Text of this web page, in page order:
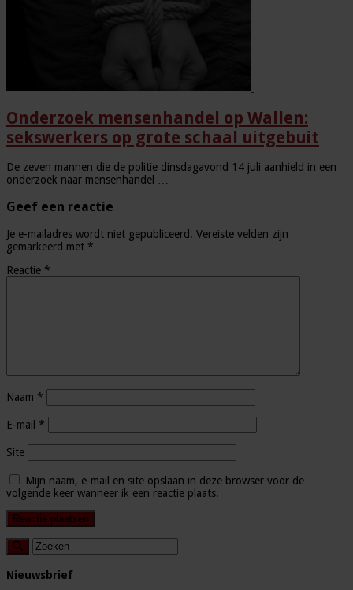
Onderzoek mensenhandel op Wallen:
sekswerkers op grote schaal uitgebuit
De zeven mannen die de politie dinsdagavond 14 juli aanhield in een
onderzoek naar mensenhandel …
Geef een reactie
Je e-mailadres wordt niet gepubliceerd. Vereiste velden zijn
gemarkeerd met *
Reactie *
Naam *
E-mail *
Site
Mijn naam, e-mail en site opslaan in deze browser voor de
volgende keer wanneer ik een reactie plaats.
Nieuwsbrief